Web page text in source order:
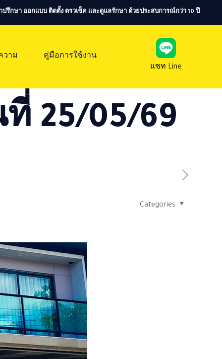
ปรึกษา ออกแบบ ติดตั้ง ตรวเช็ค และดูแลรักษา ด้วยประสบการณ์กว่า 10 ปี
วาม
คู่มือการใช้งาน
แชท Line
25/05/69
Categories